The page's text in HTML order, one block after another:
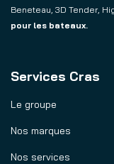
Beneteau, 3D Tender,
pour les bateaux.
Services Cras
Le groupe
Nos marques
Nos services